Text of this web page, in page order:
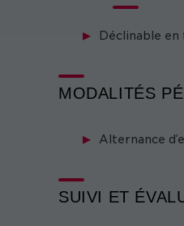
Déclinable
MODALITÉS
Alternance
SUIVI ET